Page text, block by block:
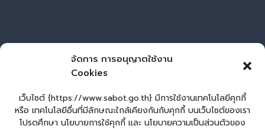
จัดการ การอนุญาตใช้งาน
Cookies
เว็บไซต์ {https://www.sabot.go.th} มีการใช้งานเทคโนโลยีคุกกี้
หรือ เทคโนโลยีอื่นที่มีลักษณะใกล้เคียงกันกับคุกกี้ บนเว็บไซต์ของเรา
โปรดศึกษา นโยบายการใช้คุกกี้ และ นโยบายความเป็นส่วนตัวของ
ผู้เยี่ยมชมเว็บไซต์
0
Login
เข้าสู่ระบบ